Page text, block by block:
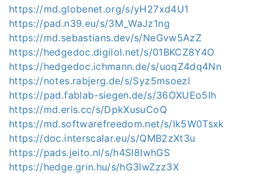
https://md.globenet.org/s/yH27xd4U1
https://pad.n39.eu/s/3M_WaJz1ng
https://md.sebastians.dev/s/NeGvw5AzZ
https://hedgedoc.digilol.net/s/01BKCZ8Y4O
https://hedgedoc.ichmann.de/s/uoqZ4dq4Nn
https://notes.rabjerg.de/s/Syz5msoezl
https://pad.fablab-siegen.de/s/36OXUEo5Ih
https://md.eris.cc/s/DpkXusuCoQ
https://md.softwarefreedom.net/s/Ik5W0Tsxk
https://doc.interscalar.eu/s/QMB2zXt3u
https://pads.jeito.nl/s/h4SI8IwhGS
https://hedge.grin.hu/s/hG3IwZzz3X